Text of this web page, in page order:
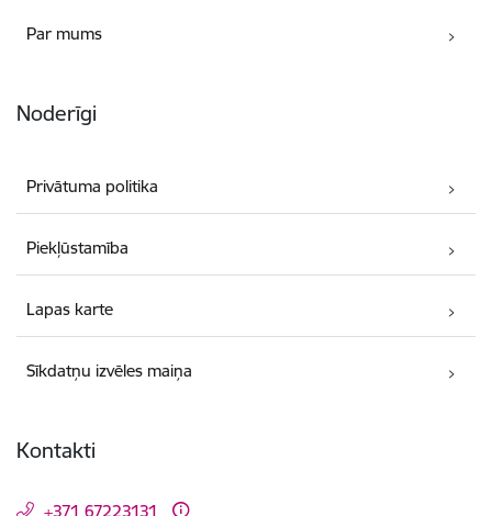
Par mums
Noderīgi
Privātuma politika
Piekļūstamība
Lapas karte
Sīkdatņu izvēles maiņa
Kontakti
+371 67223131